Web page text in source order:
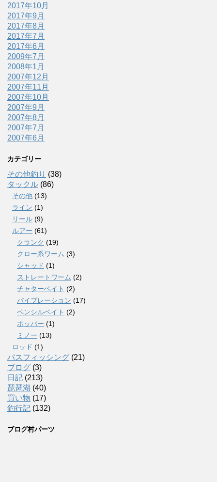
2017年10月
2017年9月
2017年8月
2017年7月
2017年6月
2009年7月
2008年1月
2007年12月
2007年11月
2007年10月
2007年9月
2007年8月
2007年7月
2007年6月
カテゴリー
その他釣り (38)
タックル (86)
その他 (13)
ライン (1)
リール (9)
ルアー (61)
クランク (19)
クロー系ワーム (3)
シャッド (1)
ストレートワーム (2)
チャターベイト (2)
バイブレーション (17)
ペンシルベイト (2)
ポッパー (1)
ミノー (13)
ロッド (1)
バスフィッシング (21)
ブログ (3)
日記 (213)
琵琶湖 (40)
買い物 (17)
釣行記 (132)
ブログ村パーツ